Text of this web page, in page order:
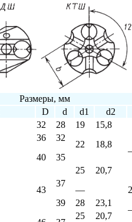
Размеры, мм
D d d1
d2
32 28 19 15,8
36 32
22 18,8
40 35
25 20,7
43
37
—
39 28 23,1
–
25 20,7